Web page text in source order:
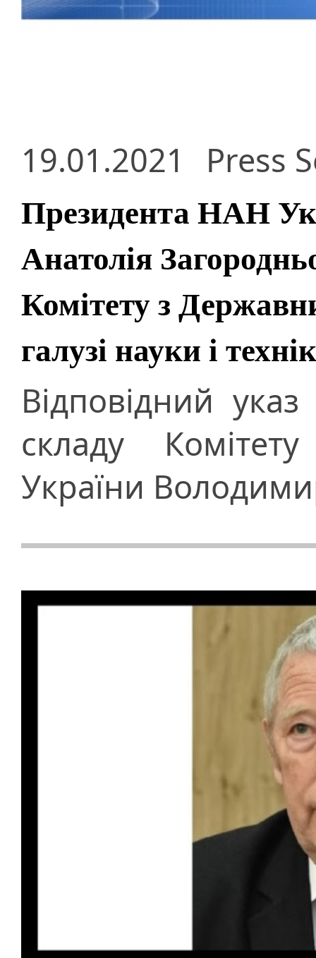
19.01.2021 Press
Президента НАН
Анатолія
Комітету з
галузі науки і
Відповідний
складу
України